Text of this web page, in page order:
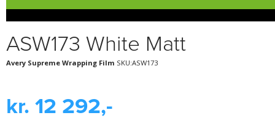
ASW173 White Matt
Avery Supreme Wrapping Film SKU:ASW173
kr. 12 292,-